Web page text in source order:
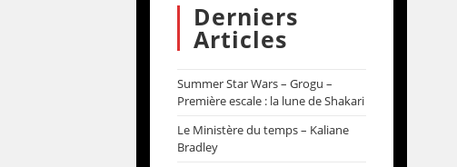
Derniers
Articles
Summer Star Wars – Grogu –
Première escale : la lune de Shakari
Le Ministère du temps – Kaliane
Bradley